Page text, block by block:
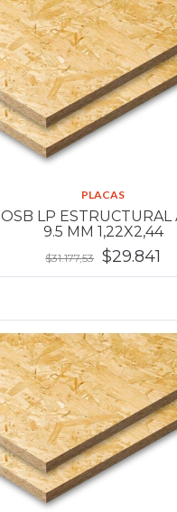
PLACAS
OSB LP ESTRUCTURAL
9.5 MM 1,22X2,44
$31.177,53 $29.841